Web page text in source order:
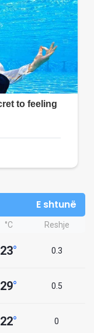
E shtunë
°C Reshje
23° 0.3
29° 0.5
22° 0